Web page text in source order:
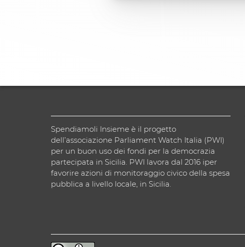
Spendiamoli Insieme è il progetto
dell’associazione Parliament Watch Italia (PWI)
per un buon uso dei fondi per la democrazia
partecipata in Sicilia. PWI lavora dal 2016 iper
favorire azioni di monitoraggio civico della spesa
pubblica a livello locale, in Sicilia.